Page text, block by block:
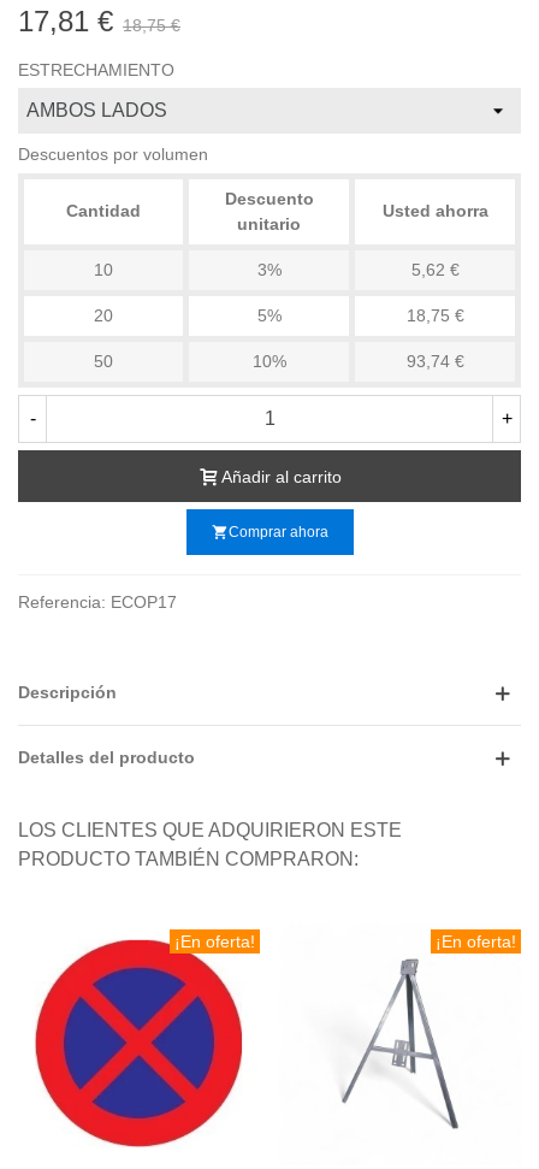
17,81 € 18,75 €
ESTRECHAMIENTO
Descuentos por volumen
Cantidad
Descuento
unitario
Usted ahorra
10 3% 5,62 €
20 5% 18,75 €
50 10% 93,74 €
- +
Añadir al carrito
shopping_cartComprar ahora
Referencia: ECOP17
Descripción
Detalles del producto
LOS CLIENTES QUE ADQUIRIERON ESTE
PRODUCTO TAMBIÉN COMPRARON:
¡En oferta! ¡En oferta!